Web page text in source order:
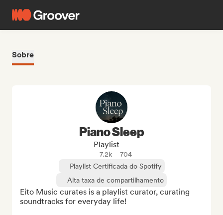
Sobre
Piano Sleep
Playlist
7.2k
704
Playlist Certificada do Spotify
Alta taxa de compartilhamento
Eito Music curates is a playlist curator, curating
soundtracks for everyday life!